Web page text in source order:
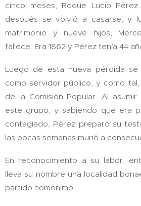
cinco meses, Roque Lucio
después se volvió a casarse, y
matrimonio y nueve hijos,
fallece. Era 1862 y Pérez tenía 44
Luego de esta nueva pérdida
como servidor público, y como tal,
de la Comisión Popular. Al
este grupo, y sabiendo que era
contagiado, Pérez preparó su
las pocas semanas murió a
En reconocimiento a su labor,
lleva su nombre una localidad
partido homónimo.